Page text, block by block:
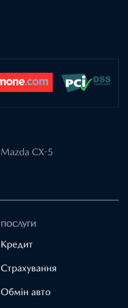
Mazda CX-5
ПОСЛУГИ
Кредит
Страхування
Обмін авто